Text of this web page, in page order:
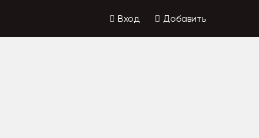
Вход Добавить